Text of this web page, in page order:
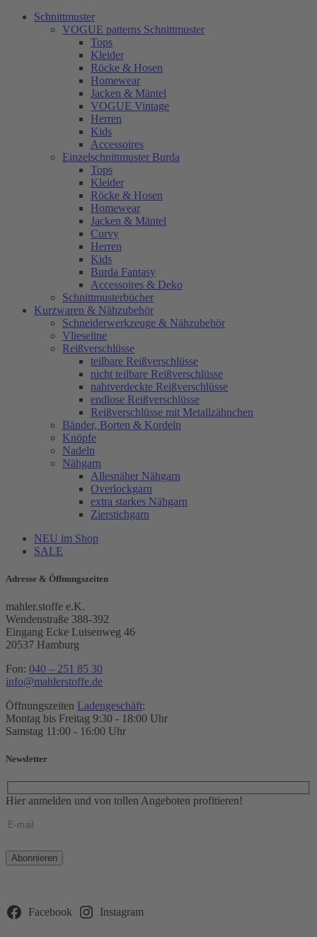
Schnittmuster
VOGUE patterns Schnittmuster
Tops
Kleider
Röcke & Hosen
Homewear
Jacken & Mäntel
VOGUE Vintage
Herren
Kids
Accessoires
Einzelschnittmuster Burda
Tops
Kleider
Röcke & Hosen
Homewear
Jacken & Mäntel
Curvy
Herren
Kids
Burda Fantasy
Accessoires & Deko
Schnittmusterbücher
Kurzwaren & Nähzubehör
Schneiderwerkzeuge & Nähzubehör
Vlieseline
Reißverschlüsse
teilbare Reißverschlüsse
nicht teilbare Reißverschlüsse
nahtverdeckte Reißverschlüsse
endlose Reißverschlüsse
Reißverschlüsse mit Metallzähnchen
Bänder, Borten & Kordeln
Knöpfe
Nadeln
Nähgarn
Allesnäher Nähgarn
Overlockgarn
extra starkes Nähgarn
Zierstichgarn
NEU im Shop
SALE
Adresse & Öffnungszeiten
mahler.stoffe e.K.
Wendenstraße 388-392
Eingang Ecke Luisenweg 46
20537 Hamburg
Fon: 040 – 251 85 30
info@mahlerstoffe.de
Öffnungszeiten Ladengeschäft:
Montag bis Freitag 9:30 - 18:00 Uhr
Samstag 11:00 - 16:00 Uhr
Newsletter
Hier anmelden und von tollen Angeboten profitieren!
Bitte
lasse
leer.
Facebook Instagram